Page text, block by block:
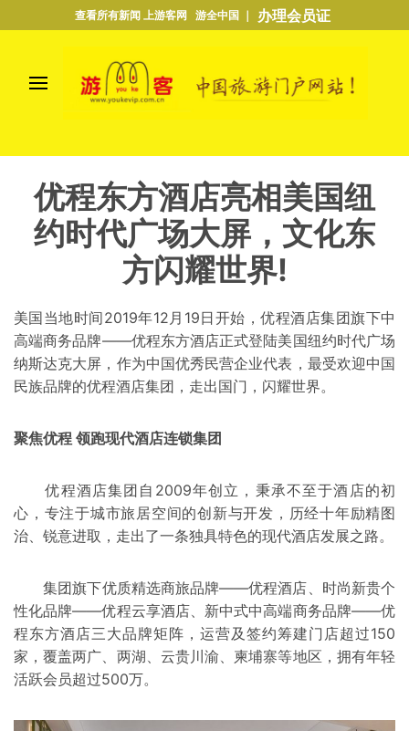
查看所有新闻 上游客网 游全中国 ｜ 办理会员证
优程东方酒店亮相美国纽
约时代广场大屏，文化东
方闪耀世界!
美国当地时间2019年12月19日开始，优程酒店集团旗下中
高端商务品牌——优程东方酒店正式登陆美国纽约时代广场
纳斯达克大屏，作为中国优秀民营企业代表，最受欢迎中国
民族品牌的优程酒店集团，走出国门，闪耀世界。
聚焦优程 领跑现代酒店连锁集团
优程酒店集团自2009年创立，秉承不至于酒店的初
心，专注于城市旅居空间的创新与开发，历经十年励精图
治、锐意进取，走出了一条独具特色的现代酒店发展之路。
集团旗下优质精选商旅品牌——优程酒店、时尚新贵个
性化品牌——优程云享酒店、新中式中高端商务品牌——优
程东方酒店三大品牌矩阵，运营及签约筹建门店超过150
家，覆盖两广、两湖、云贵川渝、柬埔寨等地区，拥有年轻
活跃会员超过500万。